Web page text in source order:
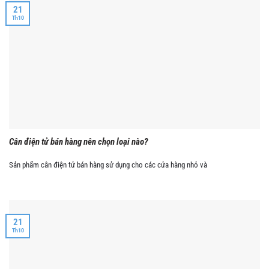
Cân điện tử bán hàng nên chọn loại nào?
Sản phẩm cân điện tử bán hàng sử dụng cho các cửa hàng nhỏ và
21
Th10
21
Th10